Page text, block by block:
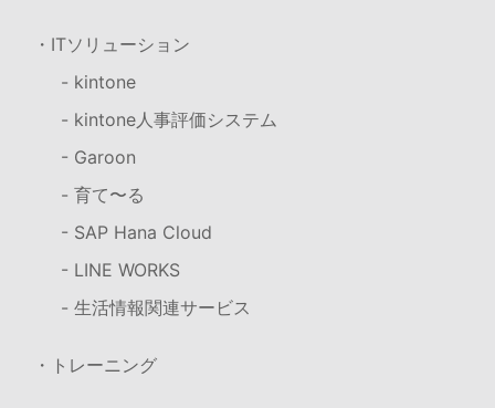
・ITソリューション
- kintone
- kintone人事評価システム
- Garoon
- 育て〜る
- SAP Hana Cloud
- LINE WORKS
- 生活情報関連サービス
・トレーニング